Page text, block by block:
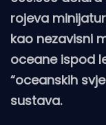
rojeva
kao nezavisni
oceane ispod
“oceanskih
sustava.